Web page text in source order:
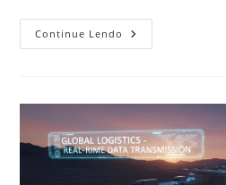
Continue Lendo